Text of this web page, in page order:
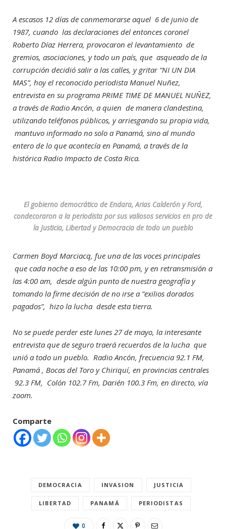
A escasos 12 días de conmemorarse aquel 6 de junio de
1987, cuando las declaraciones del entonces coronel
Roberto Díaz Herrera, provocaron el levantamiento de
gremios, asociaciones, y todo un país, que asqueado de la
corrupción decidió salir a las calles, y gritar “NI UN DIA
MAS”, hoy el reconocido periodista Manuel Nuñez,
entrevista en su programa PRIME TIME DE MANUEL NUÑEZ,
a través de Radio Ancón, a quien de manera clandestina,
utilizando teléfonos públicos, y arriesgando su propia vida,
mantuvo informado no solo a Panamá, sino al mundo
entero de lo que acontecía en Panamá, a través de la
histórica Radio Impacto de Costa Rica.
El gobierno democrático de Endara, Arias Calderón y Ford,
condecoraron a la periodista por sus valiosos servicios en pro de
la Justicia, Libertad y Democracia de todo un pueblo
Carmen Boyd Marciacq, fue una de las voces principales
que cada noche a eso de las 10:00 pm, y en retransmisión a
las 4:00 am, desde algún punto de nuestra geografía y
tomando la firme decisión de no irse a “exilios dorados
pagados”, hizo la lucha desde esta tierra.
No se puede perder este lunes 27 de mayo, la interesante
entrevista que de seguro traerá recuerdos de la lucha que
unió a todo un pueblo. Radio Ancón, frecuencia 92.1 FM,
Panamá , Bocas del Toro y Chiriquí, en provincias centrales
92.3 FM, Colón 102.7 Fm, Darién 100.3 Fm, en directo, vía
zoom.
Comparte
DEMOCRACIA INVASION JUSTICIA
LIBERTAD PANAMÁ PERIODISTAS
0